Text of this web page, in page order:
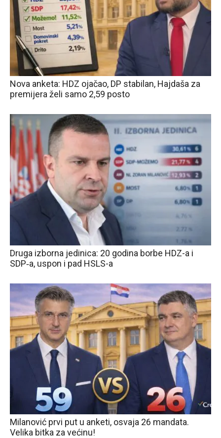
Nova anketa: HDZ ojačao, DP stabilan, Hajdaša za
premijera želi samo 2,59 posto
Druga izborna jedinica: 20 godina borbe HDZ-a i
SDP‑a, uspon i pad HSLS-a
Milanović prvi put u anketi, osvaja 26 mandata.
Velika bitka za većinu!